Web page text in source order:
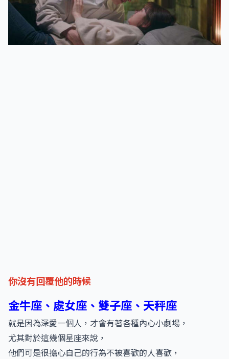
你沒有回覆他的時候
金牛座、處女座、雙子座、天秤座
就是因為深愛一個人，才會有著各種內心小劇場，
尤其對於這幾個星座來說，
他們可是很擔心自己的行為不被喜歡的人喜歡，